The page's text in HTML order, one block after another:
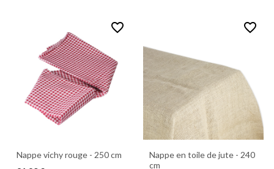
favorite_border
Nappe vichy rouge - 250 cm
favorite_border
Nappe en toile de jute - 240
cm